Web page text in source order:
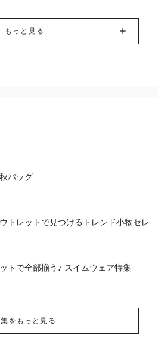
もっと見る
バッグ
トレットで見つけるトレンド小物セレク
トで全部揃う♪ スイムウェア特集
をもっと見る